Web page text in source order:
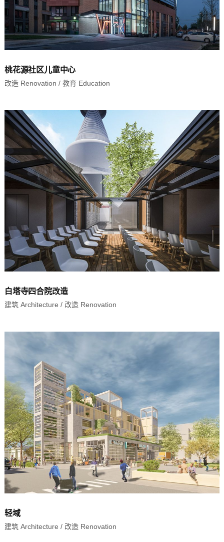
桃花源社区儿童中心
改造 Renovation / 教育 Education
白塔寺四合院改造
建筑 Architecture / 改造 Renovation
轻域
建筑 Architecture / 改造 Renovation